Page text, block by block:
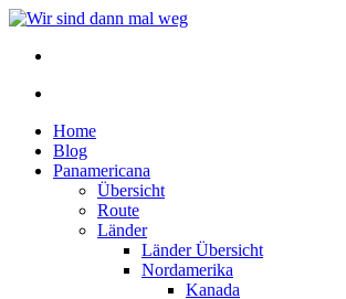
Home
Blog
Panamericana
Übersicht
Route
Länder
Länder Übersicht
Nordamerika
Kanada